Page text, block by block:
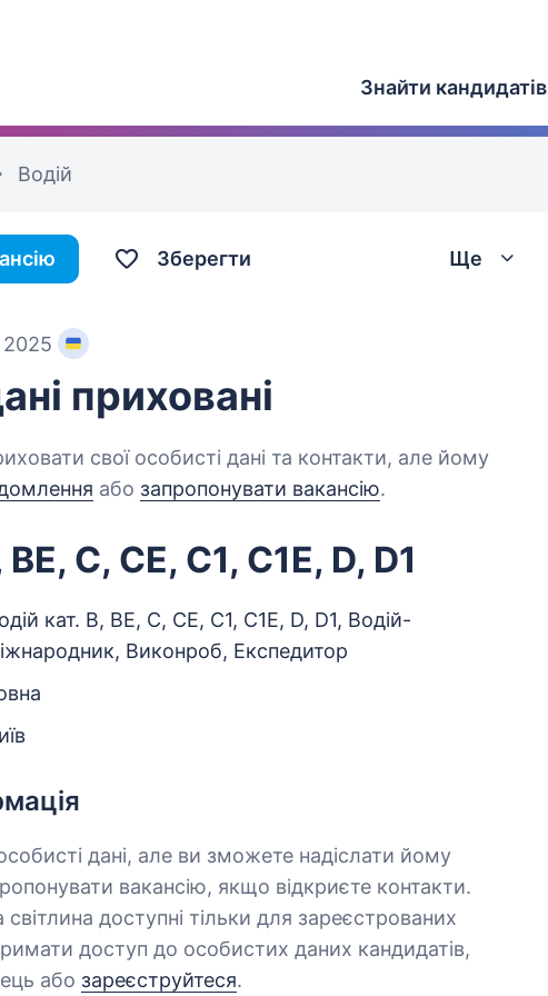
Знайти кандидатів
Водій
Зберегти Ще
2025
приховані
свої особисті дані та контакти, але йому
або запропонувати вакансію.
C, CE, C1, C1E, D, D1
кат. B, BE, C, CE, C1, C1E, D, D1, Водій-
Виконроб, Експедитор
дані, але ви зможете надіслати йому
вакансію, якщо відкриєте контакти.
доступні тільки для зареєстрованих
доступ до особистих даних кандидатів,
або зареєструйтеся.